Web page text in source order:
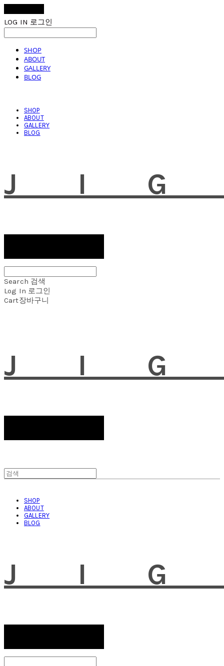
LOG IN 로그인
SHOP
ABOUT
GALLERY
BLOG
SHOP
ABOUT
GALLERY
BLOG
Search 검색
Log In 로그인
Cart장바구니
SHOP
ABOUT
GALLERY
BLOG